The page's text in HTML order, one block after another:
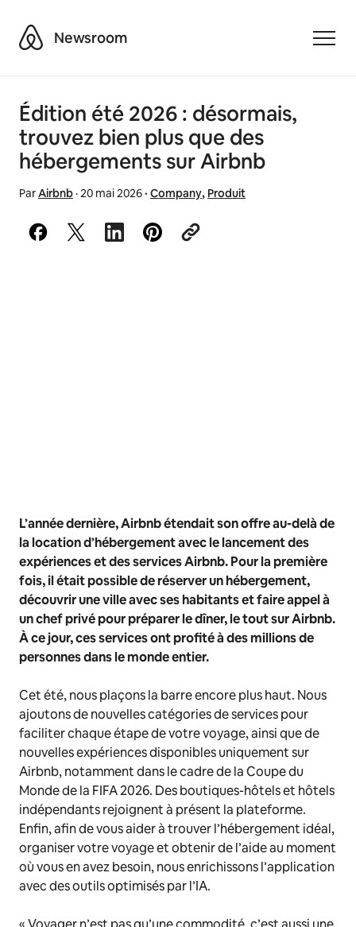
AirbnbNewsroom
Édition été 2026 : désormais,
trouvez bien plus que des
hébergements sur Airbnb
ParAirbnb·20 mai 2026· Company, Produit
L’année dernière, Airbnb étendait son offre au-delà de
la location d’hébergement avec le lancement des
expériences et des services Airbnb. Pour la première
fois, il était possible de réserver un hébergement,
découvrir une ville avec ses habitants et faire appel à
un chef privé pour préparer le dîner, le tout sur Airbnb.
À ce jour, ces services ont profité à des millions de
personnes dans le monde entier.
Cet été, nous plaçons la barre encore plus haut. Nous
ajoutons de nouvelles catégories de services pour
faciliter chaque étape de votre voyage, ainsi que de
nouvelles expériences disponibles uniquement sur
Airbnb, notamment dans le cadre de la Coupe du
Monde de la FIFA 2026. Des boutiques-hôtels et hôtels
indépendants rejoignent à présent la plateforme.
Enfin, afin de vous aider à trouver l’hébergement idéal,
organiser votre voyage et obtenir de l’aide au moment
où vous en avez besoin, nous enrichissons l’application
avec des outils optimisés par l’IA.